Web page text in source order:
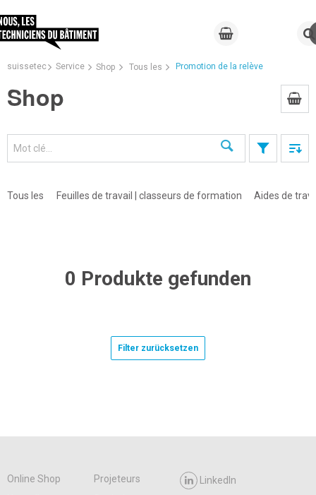
suissetec Service Shop Tous les Promotion de la relève
Shop
Recherche
Tous les Feuilles de travail | classeurs de formation Aides de
0 Produkte gefunden
Filter zurücksetzen
Online Shop
Projeteurs
LinkedIn